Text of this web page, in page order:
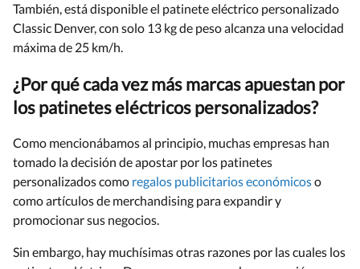
También, está disponible el patinete eléctrico personalizado
Classic Denver, con solo 13 kg de peso alcanza una velocidad
máxima de 25 km/h.
¿Por qué cada vez más marcas apuestan por
los patinetes eléctricos personalizados?
Como mencionábamos al principio, muchas empresas han
tomado la decisión de apostar por los patinetes
personalizados como regalos publicitarios económicoso
como artículos de merchandising para expandir y
promocionar sus negocios.
Sin embargo, hay muchísimas otras razones por las cuales los